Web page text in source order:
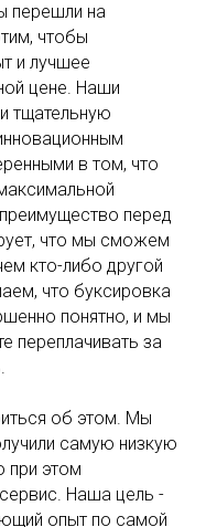
перешли на
чтобы
и лучшее
цене. Наши
тщательную
в том, что
перед
что мы сможем
кто-либо другой
что буксировка
понятно, и мы
переплачивать за
об этом. Мы
самую низкую
при этом
Наша цель -
опыт по самой